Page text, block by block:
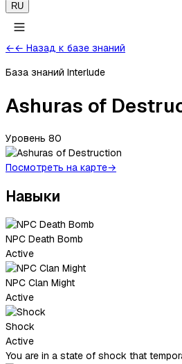
RU
←← Назад к базе знаний
База знаний Interlude
Ashuras of
Уровень 80
Посмотреть на карте→
Навыки
NPC Death Bomb
Active
NPC Clan Might
Active
Shock
Active
You are in a state of shock that